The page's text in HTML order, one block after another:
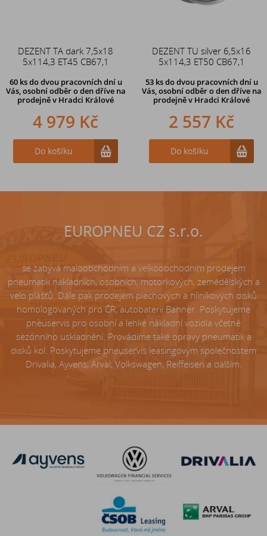
DEZENT TA dark 7,5x18
5x114,3 ET45 CB67,1
60 ks do dvou pracovních dní u
Vás, osobní odběr o den dřívena
prodejně v Hradci Králové
4 979 Kč
Do košíku
DEZENT TU silver 6,5x16
5x114,3 ET50 CB67,1
53 ks do dvou pracovních dní u
Vás, osobní odběr o den dřívena
prodejně v Hradci Králové
2 557 Kč
Do košíku
Duše 12x4 (4.00-4) kovový
zahnutý ventil TR87
242 Kč
Do košíku
EUROPNEU CZ s.r.o.
se zabývá maloobchodním a velkoobchodním prodejem
pneumatik nákladních, osobních, motorkových, zemědělských a
velo plášťů. Dále pak prodejem plechových a hliníkových disků
homologovaných pro ČR, autobaterií Banner. Poskytujeme
pneuservis pro osobní a lehké nákladní vozidla včetně
sezónního uskladnění. Provádíme také opravy pneumatik a
disků kol. Poskytujeme pneuservis leasingovým společnostem
Drivalia, Ayvens, Arval, Volkswagen, Reiffeisen a dalším.